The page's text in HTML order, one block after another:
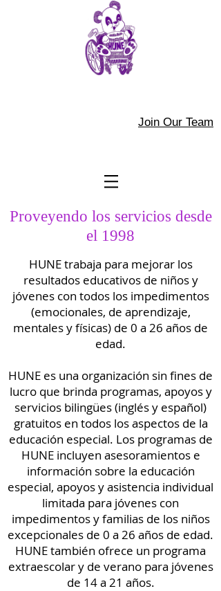
Join Our Team
Proveyendo los servicios desde
el 1998
HUNE trabaja para mejorar los
resultados educativos de niños y
jóvenes con todos los impedimentos
(emocionales, de aprendizaje,
mentales y físicas) de 0 a 26 años de
edad.
HUNE es una organización sin fines de
lucro que brinda programas, apoyos y
servicios bilingües (inglés y español)
gratuitos en todos los aspectos de la
educación especial. Los programas de
HUNE incluyen asesoramientos e
información sobre la educación
especial, apoyos y asistencia individual
limitada para jóvenes con
impedimentos y familias de los niños
excepcionales de 0 a 26 años de edad.
HUNE también ofrece un programa
extraescolar y de verano para jóvenes
de 14 a 21 años.